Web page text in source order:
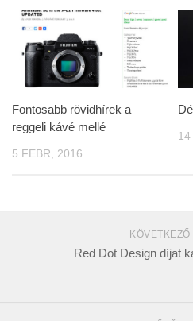
Fontosabb rövidhírek a
reggeli kávé mellé
5 FEBR, 2016
14
KÖVETKEZŐ
Red Dot Design díjat